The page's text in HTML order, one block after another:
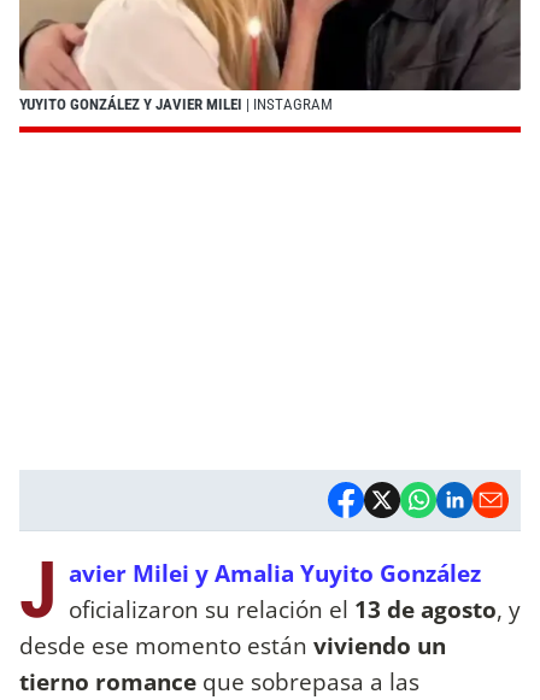
YUYITO GONZÁLEZ Y JAVIER MILEI | INSTAGRAM
J avier Milei y Amalia Yuyito González
oficializaron su relación el 13 de agosto, y
desde ese momento están viviendo un
tierno romance que sobrepasa a las